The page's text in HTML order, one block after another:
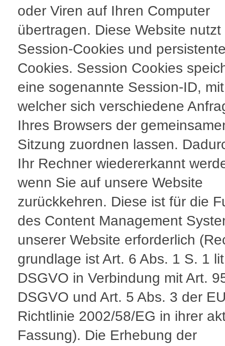
oder Viren auf Ihren Computer
übertragen. Diese Website nutzt
Session-Cookies und
Cookies. Session Cookies
eine sogenannte Session-ID, mit
welcher sich verschiedene
Ihres Browsers der
Sitzung zuordnen lassen.
Ihr Rechner wiedererkannt
wenn Sie auf unsere Website
zurückkehren. Diese ist für die
des Content Management
unserer Website erforderlich
grundlage ist Art. 6 Abs. 1 S. 1
DSGVO in Verbindung mit Art.
DSGVO und Art. 5 Abs. 3 der
Richtlinie 2002/58/EG in ihrer
Fassung). Die Erhebung der